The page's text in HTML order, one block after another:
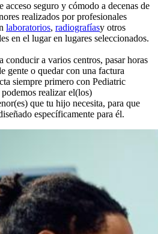
acceso seguro y cómodo a decenas de
realizados por profesionales
laboratorios, radiografíasy otros
en el lugar en lugares seleccionados.
conducir a varios centros, pasar horas
gente o quedar con una factura
siempre primero con Pediatric
realizar el(los)
que tu hijo necesita, para que
específicamente para él.